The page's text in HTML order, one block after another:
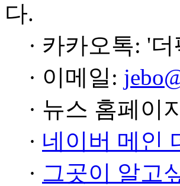
다.
· 카카오톡: '
· 이메일:
· 뉴스 홈페이
· 네이버 메인
· 그곳이 알고